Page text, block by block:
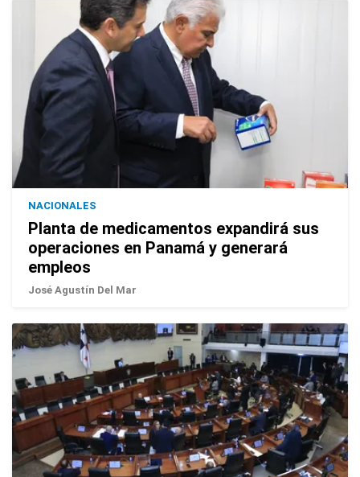
NACIONALES
Planta de medicamentos expandirá sus
operaciones en Panamá y generará
empleos
José Agustín Del Mar